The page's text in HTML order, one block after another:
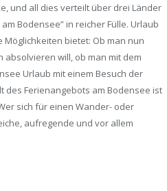
und all dies verteilt über drei Länder
Bodensee” in reicher Fülle. Urlaub
bietet: Ob man nun
will, ob man mit dem
Urlaub mit einem Besuch der
des Ferienangebots am Bodensee ist
sich für einen Wander- oder
aufregende und vor allem